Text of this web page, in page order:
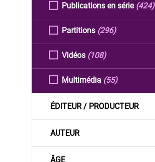
Publications en série (424)
Partitions (296)
Vidéos (108)
Multimédia (55)
ÉDITEUR / PRODUCTEUR
AUTEUR
ÂGE